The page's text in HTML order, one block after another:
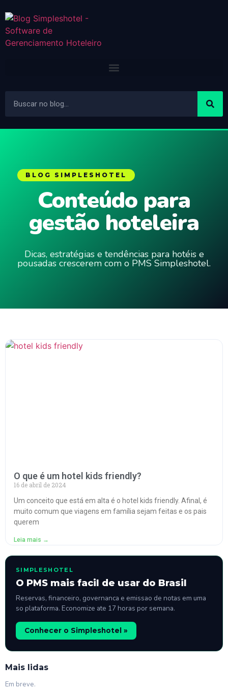
BLOG SIMPLESHOTEL
Conteúdo para
gestão hoteleira
Dicas, estratégias e tendências para hotéis e
pousadas crescerem com o PMS Simpleshotel.
O que é um hotel kids friendly?
16 de abril de 2024
Um conceito que está em alta é o hotel kids friendly. Afinal, é
muito comum que viagens em família sejam feitas e os pais
querem
Leia mais →
SIMPLESHOTEL
O PMS mais facil de usar do Brasil
Reservas, financeiro, governanca e emissao de notas em uma
so plataforma. Economize ate 17 horas por semana.
Conhecer o Simpleshotel »
Mais lidas
Em breve.